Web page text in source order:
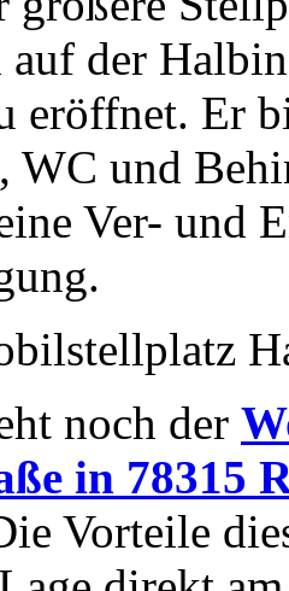
der
eröffnet. Er
WC und
Ver- und
noch der
in 78315
Vorteile